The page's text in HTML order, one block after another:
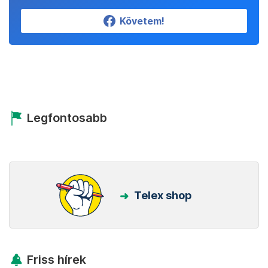
Követem!
Legfontosabb
Telex shop
Friss hírek